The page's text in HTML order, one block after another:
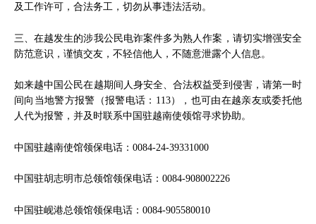
及工作许可，合法务工，切勿从事违法活动。
三、在越发生的涉我公民电诈案件多为熟人作案，请切实增强安全
防范意识，谨慎交友，不轻信他人，不随意泄露个人信息。
如来越中国公民在越期间人身安全、合法权益受到侵害，请第一时
间向当地警方报警（报警电话：113），也可由在越亲友或委托他
人代为报警，并及时联系中国驻越南使领馆寻求协助。
中国驻越南使馆领保电话：0084-24-39331000
中国驻胡志明市总领馆领保电话：0084-908002226
中国驻岘港总领馆领保电话：0084-905580010